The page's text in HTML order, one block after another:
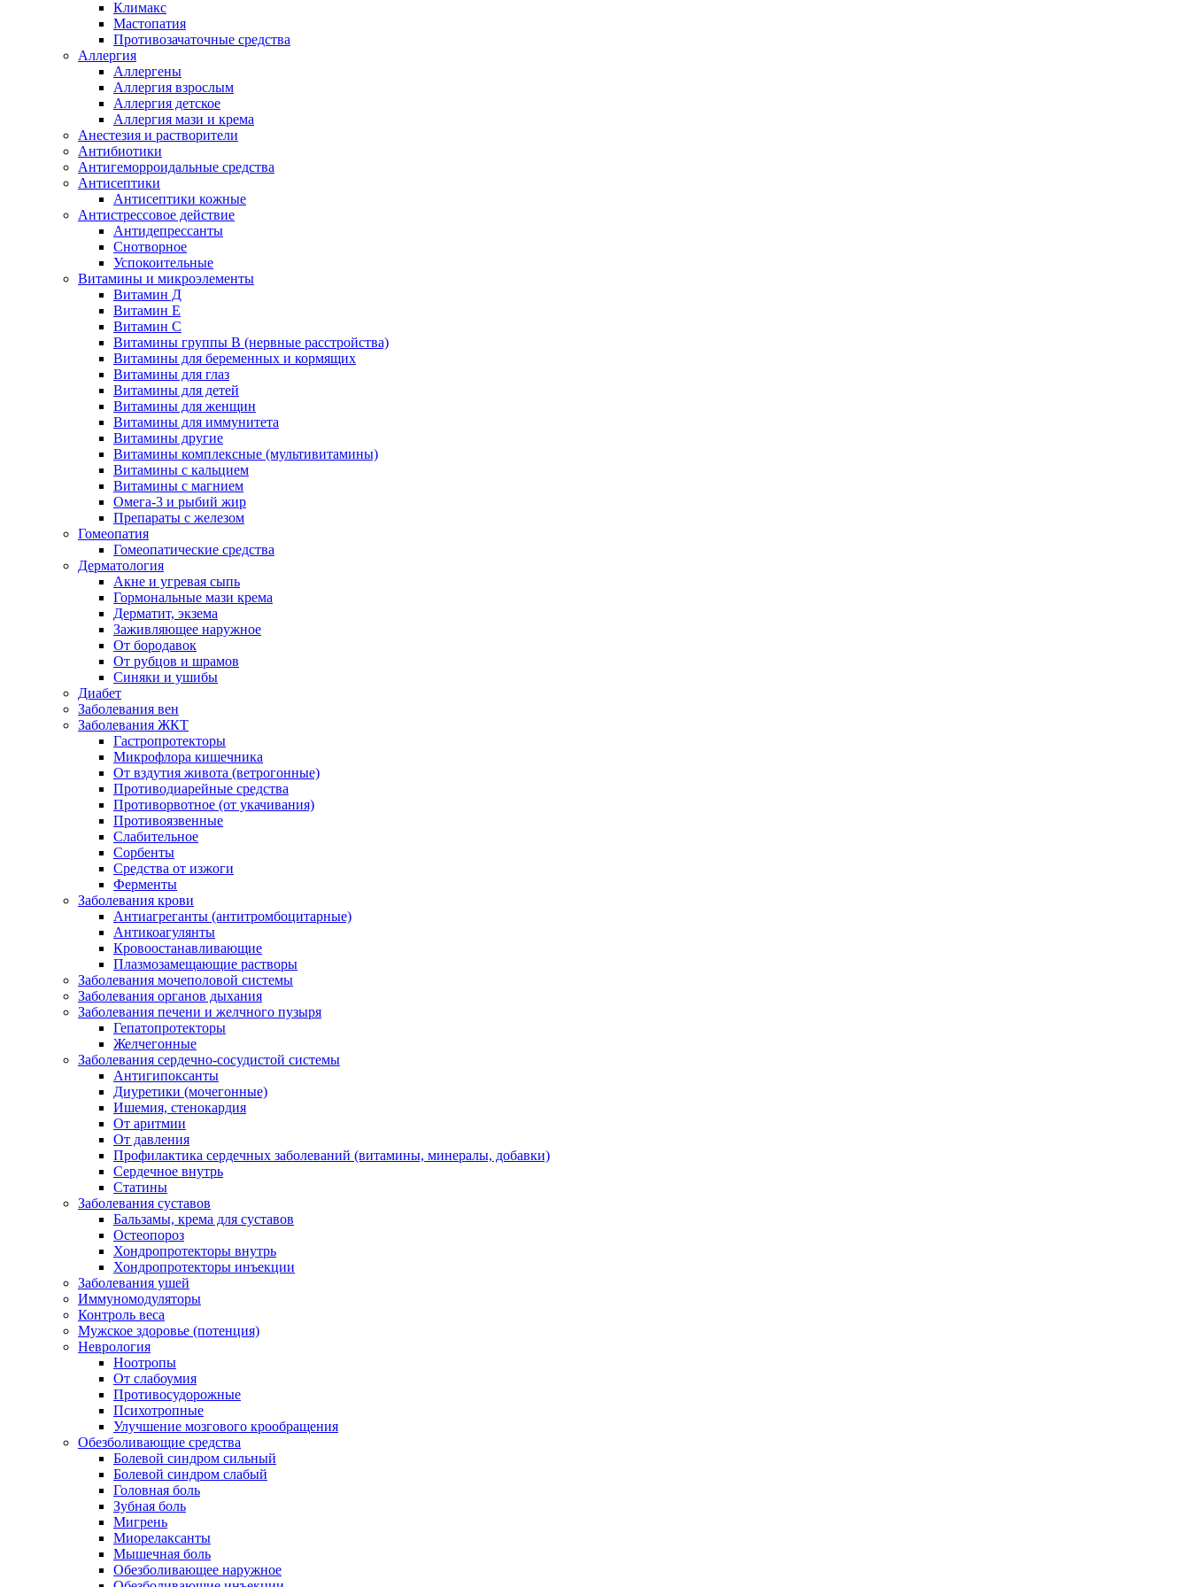
Климакс
Мастопатия
Противозачаточные средства
Аллергия
Аллергены
Аллергия взрослым
Аллергия детское
Аллергия мази и крема
Анестезия и растворители
Антибиотики
Антигеморроидальные средства
Антисептики
Антисептики кожные
Антистрессовое действие
Антидепрессанты
Снотворное
Успокоительные
Витамины и микроэлементы
Витамин Д
Витамин Е
Витамин С
Витамины группы В (нервные расстройства)
Витамины для беременных и кормящих
Витамины для глаз
Витамины для детей
Витамины для женщин
Витамины для иммунитета
Витамины другие
Витамины комплексные (мультивитамины)
Витамины с кальцием
Витамины с магнием
Омега-3 и рыбий жир
Препараты с железом
Гомеопатия
Гомеопатические средства
Дерматология
Акне и угревая сыпь
Гормональные мази крема
Дерматит, экзема
Заживляющее наружное
От бородавок
От рубцов и шрамов
Синяки и ушибы
Диабет
Заболевания вен
Заболевания ЖКТ
Гастропротекторы
Микрофлора кишечника
От вздутия живота (ветрогонные)
Противодиарейные средства
Противорвотное (от укачивания)
Противоязвенные
Слабительное
Сорбенты
Средства от изжоги
Ферменты
Заболевания крови
Антиагреганты (антитромбоцитарные)
Антикоагулянты
Кровоостанавливающие
Плазмозамещающие растворы
Заболевания мочеполовой системы
Заболевания органов дыхания
Заболевания печени и желчного пузыря
Гепатопротекторы
Желчегонные
Заболевания сердечно-сосудистой системы
Антигипоксанты
Диуретики (мочегонные)
Ишемия, стенокардия
От аритмии
От давления
Профилактика сердечных заболеваний (витамины, минералы, добавки)
Сердечное внутрь
Статины
Заболевания суставов
Бальзамы, крема для суставов
Остеопороз
Хондропротекторы внутрь
Хондропротекторы инъекции
Заболевания ушей
Иммуномодуляторы
Контроль веса
Мужское здоровье (потенция)
Неврология
Ноотропы
От слабоумия
Противосудорожные
Психотропные
Улучшение мозгового крообращения
Обезболивающие средства
Болевой синдром сильный
Болевой синдром слабый
Головная боль
Зубная боль
Мигрень
Миорелаксанты
Мышечная боль
Обезболивающее наружное